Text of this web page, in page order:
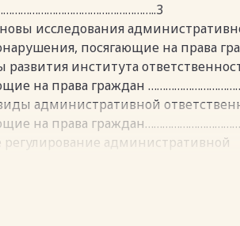
исследования
посягающие на права
развития института
на права граждан
административной
на права
регулирование административной